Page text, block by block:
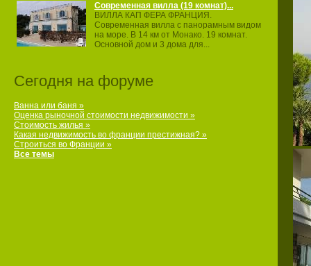
Современная вилла (19 комнат)...
ВИЛЛА КАП ФЕРА ФРАНЦИЯ.
Современная вилла с панорамным видом
на море. В 14 км от Монако. 19 комнат.
Основной дом и 3 дома для...
Сегодня на форуме
Ванна или баня »
Оценка рыночной стоимости недвижимости »
Стоимость жилья »
Какая недвижимость во франции престижная? »
Строиться во Франции »
Все темы